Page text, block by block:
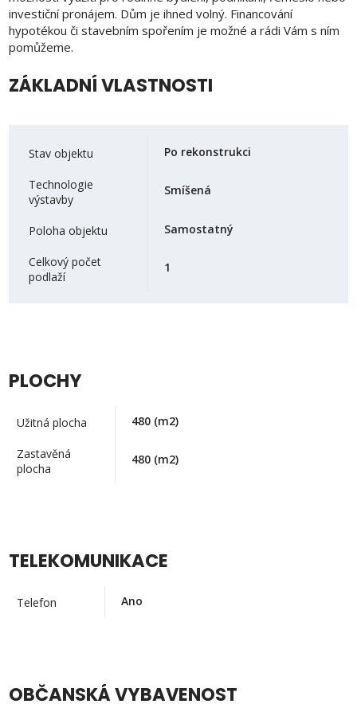
investiční pronájem. Dům je ihned volný. Financování
hypotékou či stavebním spořením je možné a rádi Vám s ním
pomůžeme.
ZÁKLADNÍ VLASTNOSTI
Stav objektu Po rekonstrukci
Technologie
výstavby
Smíšená
Poloha objektu Samostatný
Celkový počet
podlaží
1
PLOCHY
Užitná plocha 480 (m2)
Zastavěná
plocha
480 (m2)
TELEKOMUNIKACE
Telefon Ano
OBČANSKÁ VYBAVENOST